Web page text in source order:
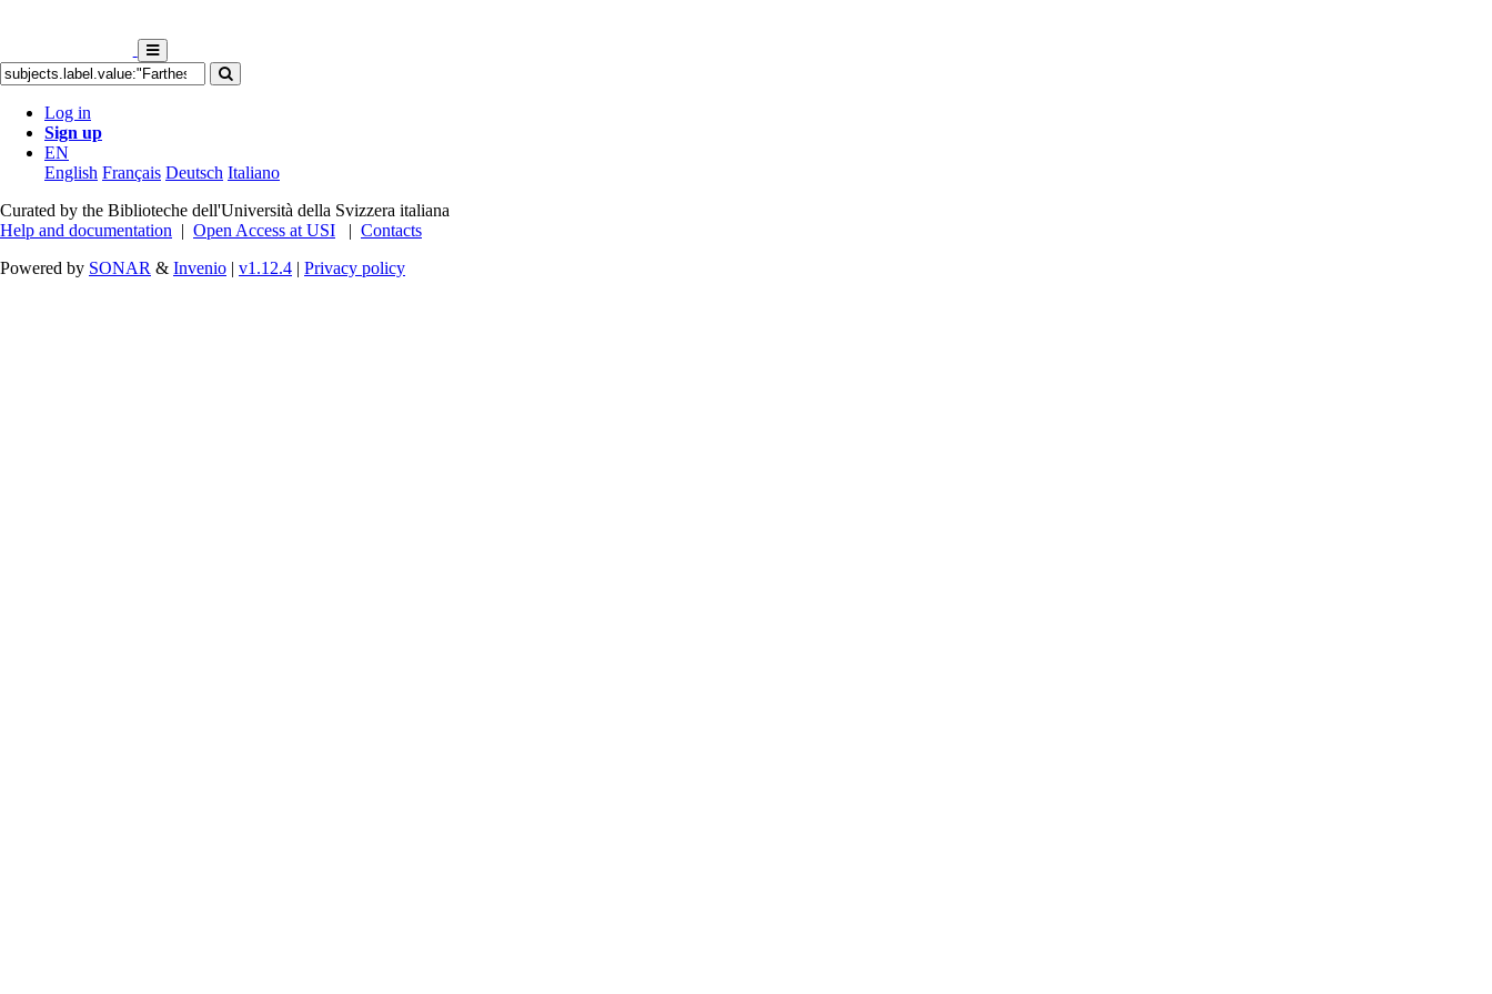
Log in
Sign up
EN
English Français Deutsch Italiano
Curated by the Biblioteche dell'Università della Svizzera italiana
Help and documentation | Open Access at USI | Contacts
Powered by SONAR & Invenio | v1.12.4 | Privacy policy